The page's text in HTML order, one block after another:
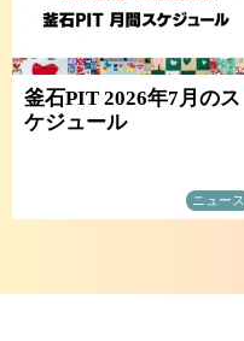
釜石PIT 2026年7月のス
ケジュール
ニュース